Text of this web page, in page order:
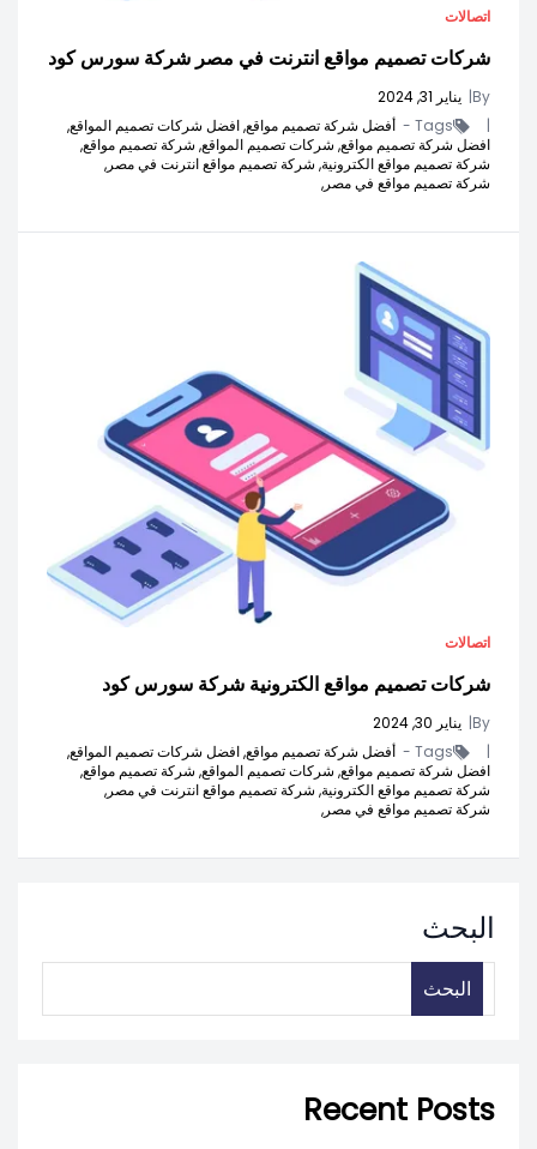
اتصالات
شركات تصميم مواقع انترنت في مصر شركة سورس كود
By
| يناير 31, 2024
|
Tags - أفضل شركة تصميم مواقع,افضل شركات تصميم المواقع,
افضل شركة تصميم مواقع, شركات تصميم المواقع, شركة تصميم مواقع,
شركة تصميم مواقع الكترونية, شركة تصميم مواقع انترنت في مصر,
شركة تصميم مواقع في مصر,
اتصالات
شركات تصميم مواقع الكترونية شركة سورس كود
By
| يناير 30, 2024
|
Tags - أفضل شركة تصميم مواقع,افضل شركات تصميم المواقع,
افضل شركة تصميم مواقع, شركات تصميم المواقع, شركة تصميم مواقع,
شركة تصميم مواقع الكترونية, شركة تصميم مواقع انترنت في مصر,
شركة تصميم مواقع في مصر,
البحث
البحث
Recent Posts